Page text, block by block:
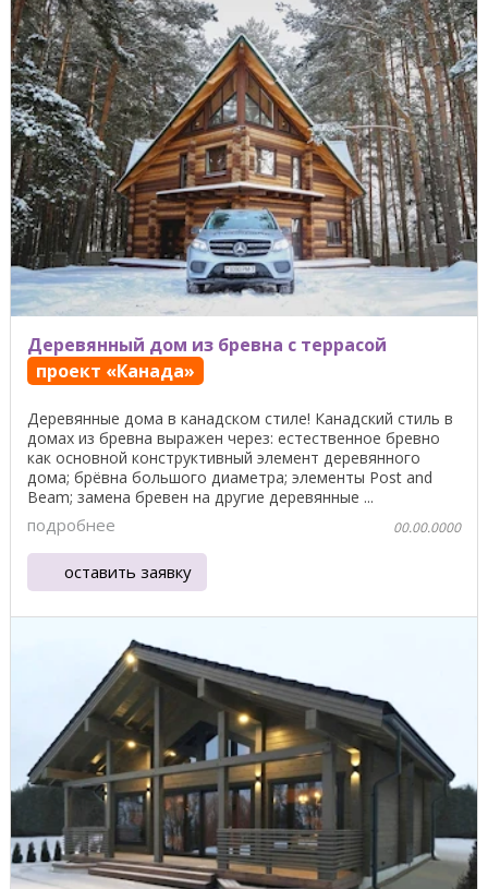
Деревянный дом из бревна с террасой
проект «Канада»
Деревянные дома в канадском стиле! Канадский стиль в
домах из бревна выражен через: естественное бревно
как основной конструктивный элемент деревянного
дома; брёвна большого диаметра; элементы Post and
Beam; замена бревен на другие деревянные ...
подробнее 00.00.0000
оставить заявку